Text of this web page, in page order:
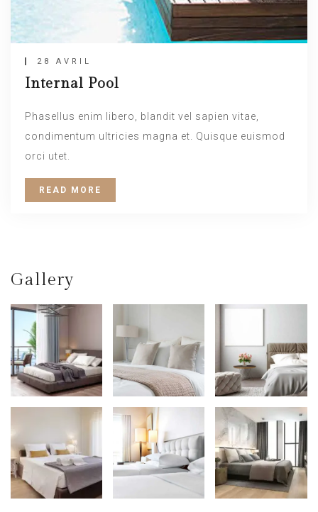
28 AVRIL
Internal Pool
Phasellus enim libero, blandit vel sapien vitae,
condimentum ultricies magna et. Quisque euismod
orci utet.
READ MORE
Gallery